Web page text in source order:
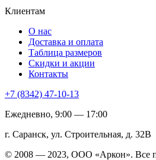
Клиентам
О нас
Доставка и оплата
Таблица размеров
Скидки и акции
Контакты
+7 (8342) 47-10-13
Ежедневно, 9:00 — 17:00
г. Саранск, ул. Строительная, д. 32В
© 2008 — 2023, ООО «Аркон». Все